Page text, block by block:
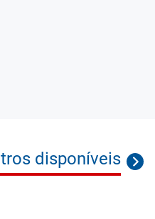
disponíveis